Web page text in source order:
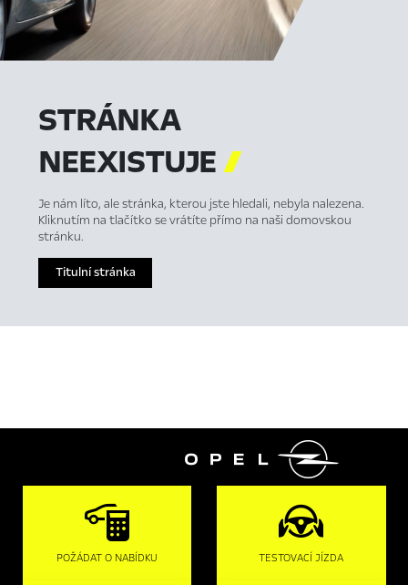
STRÁNKA
NEEXISTUJE
Je nám líto, ale stránka, kterou jste hledali, nebyla nalezena.
Kliknutím na tlačítko se vrátíte přímo na naši domovskou
stránku.
Titulní stránka

POŽÁDAT O NABÍDKU TESTOVACÍ JÍZDA